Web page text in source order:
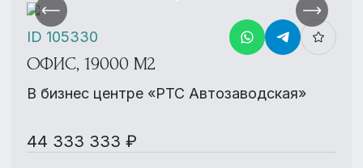
ОФИС, 19000 М2
В бизнес центре «РТС Автозаводская»
44 333 333 ₽
ID 105330